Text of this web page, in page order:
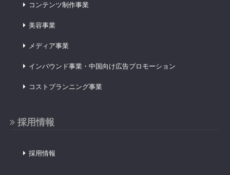
コンテンツ制作事業
美容事業
メディア事業
インバウンド事業・中国向け広告プロモーション
コストプランニング事業
採用情報
採用情報